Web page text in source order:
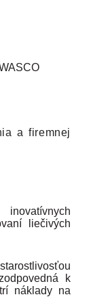
a firemnej
liečivých
k
náklady na